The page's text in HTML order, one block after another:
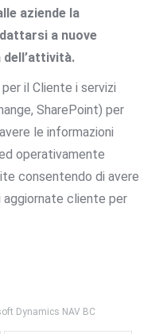
aziende la
a nuove
il Cliente i servizi
SharePoint) per
le informazioni
operativamente
consentendo di avere
aggiornate cliente per
Dynamics NAV BC